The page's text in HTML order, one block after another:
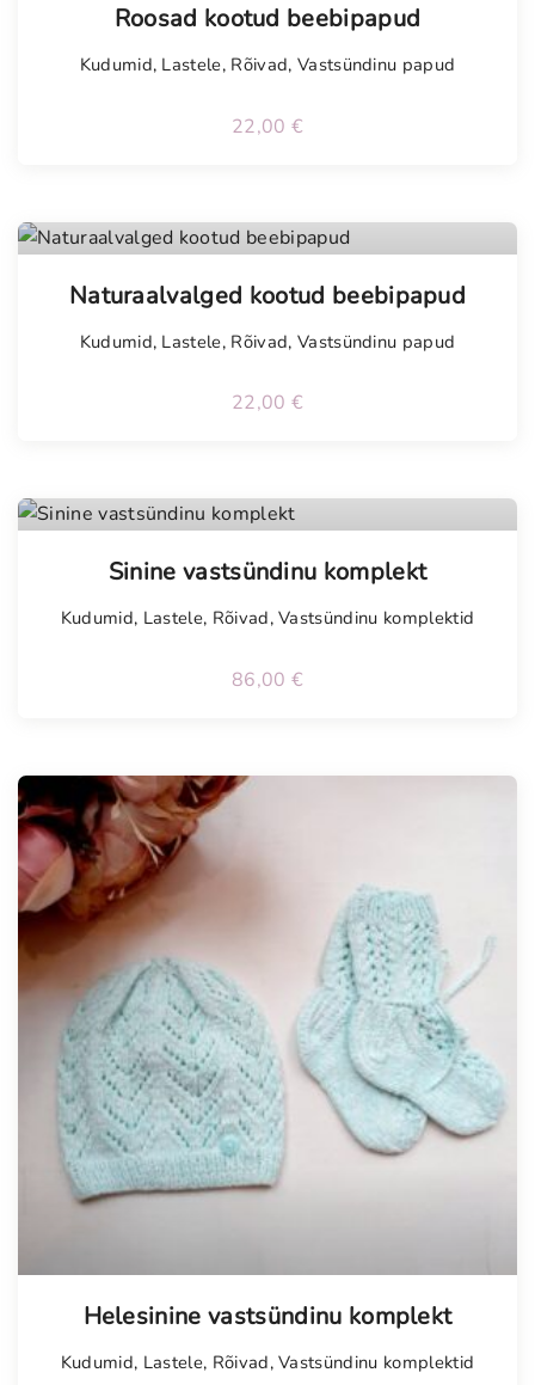
Roosad kootud beebipapud
Kudumid, Lastele, Rõivad, Vastsündinu papud
22,00 €
Naturaalvalged kootud beebipapud
Kudumid, Lastele, Rõivad, Vastsündinu papud
22,00 €
Sinine vastsündinu komplekt
Kudumid, Lastele, Rõivad,Vastsündinu komplektid
86,00 €
Helesinine vastsündinu komplekt
Kudumid, Lastele, Rõivad,Vastsündinu komplektid